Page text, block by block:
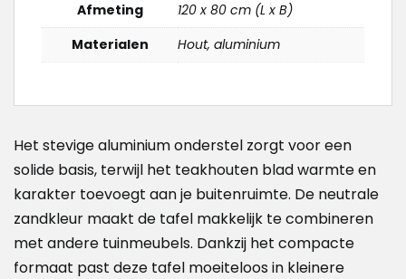
Afmeting
120 x 80 cm (L x B)
Materialen
Hout, aluminium
Het stevige aluminium onderstel zorgt voor een
solide basis, terwijl het teakhouten blad warmte en
karakter toevoegt aan je buitenruimte. De neutrale
zandkleur maakt de tafel makkelijk te combineren
met andere tuinmeubels. Dankzij het compacte
formaat past deze tafel moeiteloos in kleinere